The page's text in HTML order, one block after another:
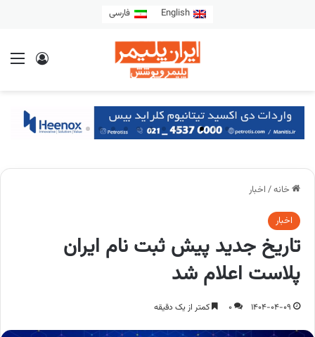
English فارسی
خانه/ اخبار
اخبار
تاریخ جدید پیش ثبت نام ایران
پلاست اعلام شد
1404-04-09
0 کمتر از یک دقیقه